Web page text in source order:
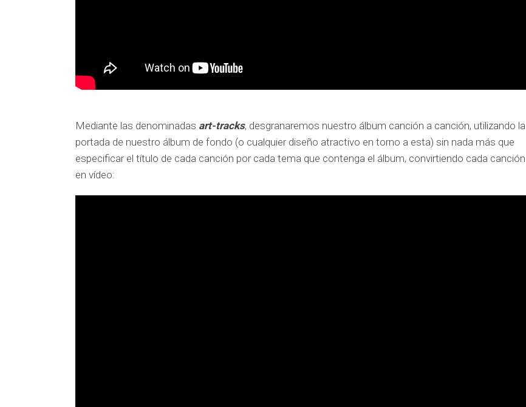
Mediante las denominadas art-tracks, desgranaremos nuestro álbum canción a canción, utilizando la
portada de nuestro álbum de fondo (o cualquier diseño atractivo en torno a esta) sin nada más que
especificar el título de cada canción por cada tema que contenga el álbum, convirtiendo cada canción
en vídeo: